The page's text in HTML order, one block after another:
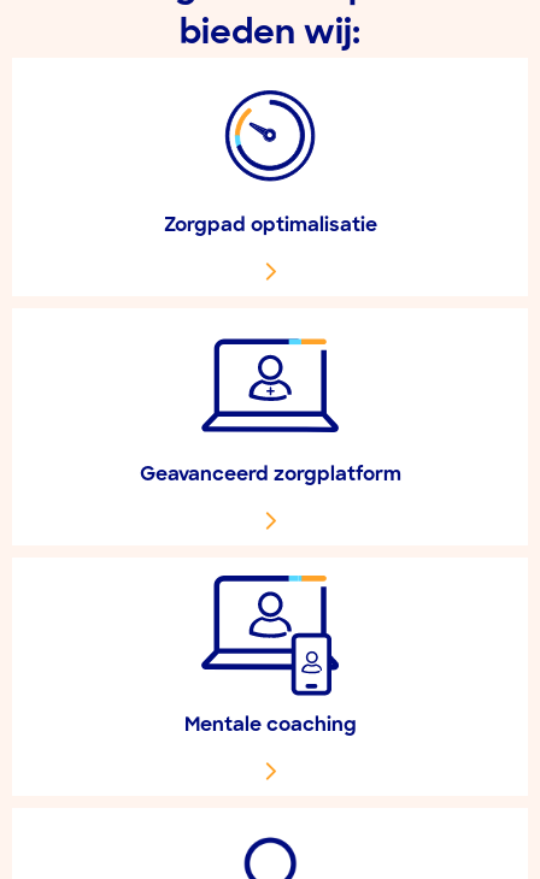
bieden wij:
Zorgpad optimalisatie
Geavanceerd zorgplatform
Mentale coaching